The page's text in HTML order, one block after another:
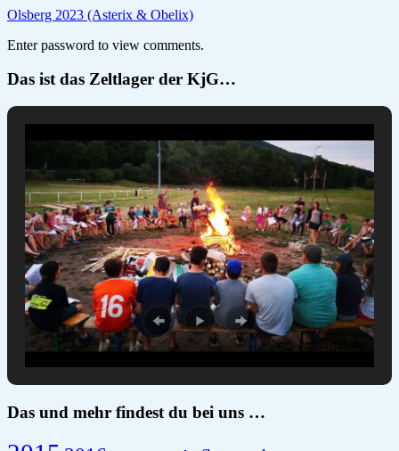
Olsberg 2023 (Asterix & Obelix)
Enter password to view comments.
Das ist das Zeltlager der KjG…
Das und mehr findest du bei uns …